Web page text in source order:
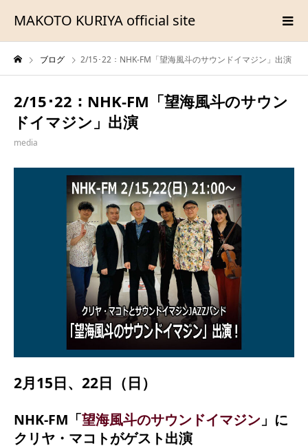
MAKOTO KURIYA official site
ブログ 2/15･22：NHK-FM「望海風斗のサウンドイマジン」出演
2/15･22：NHK-FM「望海風斗のサウン
ドイマジン」出演
media
2月15日、22日（日）
NHK-FM「望海風斗のサウンドイマジン 」に
クリヤ・マコトがゲスト出演